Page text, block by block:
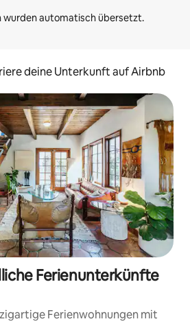
deine Unterkunft auf Airbnb
Ferienunterkünfte
Ferienwohnungen mit